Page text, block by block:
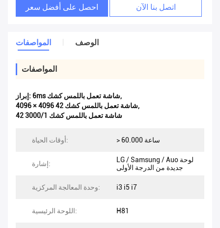
احصل على أفضل سعر اتصل بنا الآن
المواصفات الوصف
المواصفات
إبراز: 6ms شاشة تعمل باللمس كشك,
4096 × 4096 42 شاشة تعمل باللمس كشك,
42 شاشة تعمل باللمس كشك 3000/1
أوقات الحياة: > 60.000 ساعة
إشارة:
LG / Samsung / Auo لوحة
جديدة من الدرجة الأولى
وحدة المعالجة المركزية: i3 i5 i7
اللوحة الرئيسية: H81